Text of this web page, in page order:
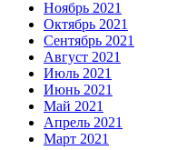
Ноябрь 2021
Октябрь 2021
Сентябрь 2021
Август 2021
Июль 2021
Июнь 2021
Май 2021
Апрель 2021
Март 2021